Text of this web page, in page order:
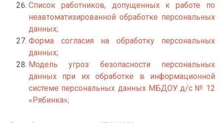
Список работников, допущенных к работе по
неавтоматизированной обработке персональных
данных;
Форма согласия на обработку персональных
данных;
Модель угроз безопасности персональных
данных при их обработке в информационной
системе персональных данных МБДОУ д/с № 12
«Рябинка»;